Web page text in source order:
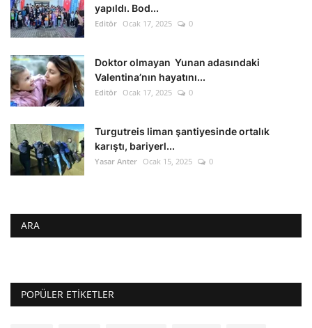
yapıldı. Bod...
Editör Ocak 17, 2025 0
Doktor olmayan Yunan adasındaki
Valentina’nın hayatını...
Editör Ocak 17, 2025 0
Turgutreis liman şantiyesinde ortalık
karıştı, bariyerl...
Yasar Anter Ocak 15, 2025 0
ARA
POPÜLER ETIKETLER